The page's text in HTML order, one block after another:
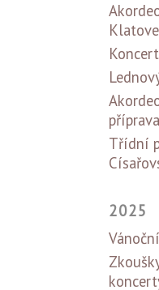
Třídní
2025